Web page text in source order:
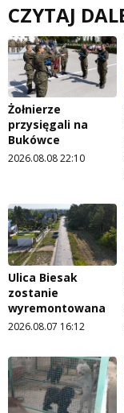
CZYTAJ
Żołnierze
przysięgali na
Bukówce
2026.08.08 22:10
Ulica Biesak
zostanie
wyremontowana
2026.08.07 16:12